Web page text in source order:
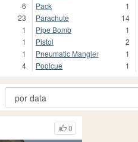
6
23
1
1
1
4
Pack
1
Parachute
14
Pipe Bomb
1
Pistol
2
Pneumatic Mangler
1
Poolcue
1
0